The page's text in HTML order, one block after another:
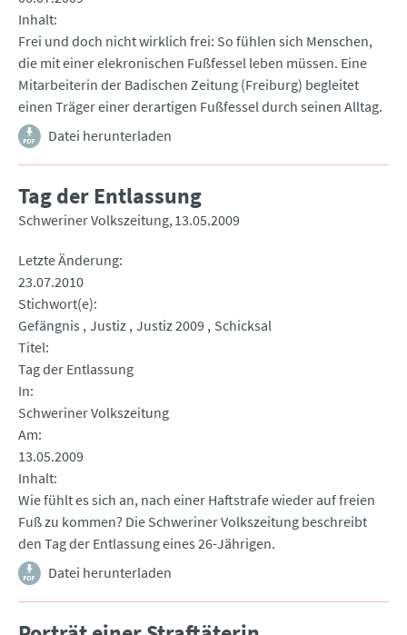
Inhalt
Frei und doch nicht wirklich frei: So fühlen sich Menschen,
die mit einer elekronischen Fußfessel leben müssen. Eine
Mitarbeiterin der Badischen Zeitung (Freiburg) begleitet
einen Träger einer derartigen Fußfessel durch seinen Alltag.
Datei herunterladen
Tag der Entlassung
Schweriner Volkszeitung 13.05.2009
Letzte Änderung
23.07.2010
Stichwort(e)
Gefängnis Justiz Justiz 2009 Schicksal
Titel
Tag der Entlassung
In
Schweriner Volkszeitung
Am
13.05.2009
Inhalt
Wie fühlt es sich an, nach einer Haftstrafe wieder auf freien
Fuß zu kommen? Die Schweriner Volkszeitung beschreibt
den Tag der Entlassung eines 26-Jährigen.
Datei herunterladen